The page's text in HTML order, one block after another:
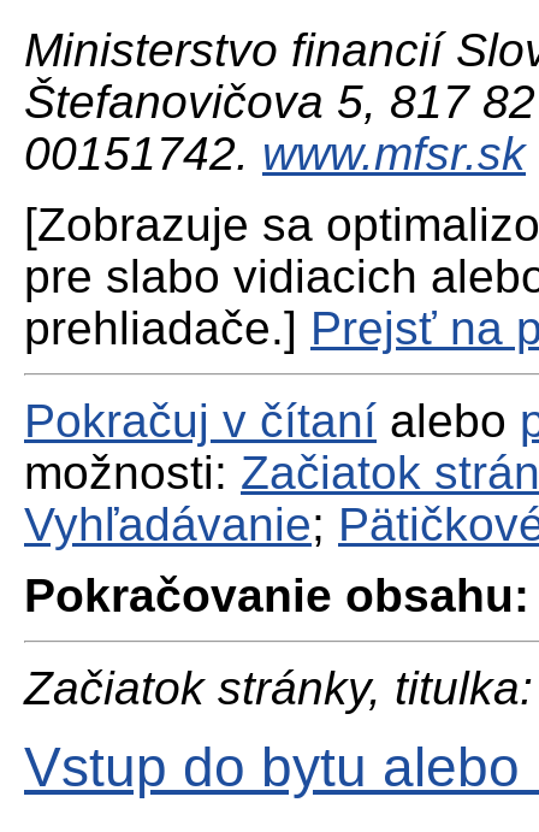
Ministerstvo financií
Štefanovičova 5, 817
00151742. www.mfsr.sk
[Zobrazuje sa
pre slabo vidiacich
prehliadače.] Prejsť na
Pokračuj v čítaní alebo
možnosti: Začiatok
Vyhľadávanie;
Pokračovanie obsahu:
Začiatok stránky, titulka:
Vstup do bytu